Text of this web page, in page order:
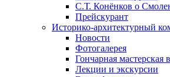
С.Т. Конёнков о
Прейскурант
Историко-архитектурный
Новости
Фотогалерея
Гончарная мастерская
Лекции и экскурсии